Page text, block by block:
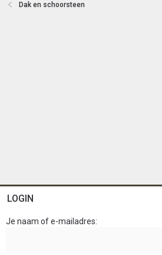
Dak en schoorsteen
LOGIN
Je naam of e-mailadres